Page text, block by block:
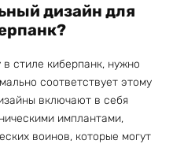
дизайн для
в стиле киберпанк, нужно
соответствует этому
включают в себя
имплантами,
воинов, которые могут